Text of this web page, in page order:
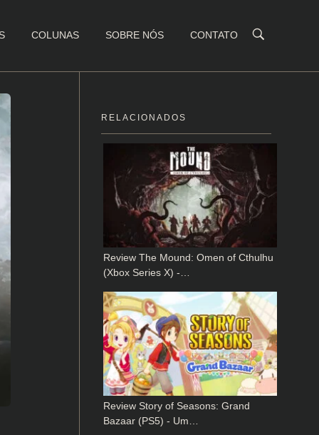
COLUNAS SOBRE NÓS CONTATO
RELACIONADOS
Review The Mound: Omen of Cthulhu
(Xbox Series X) -…
Review Story of Seasons: Grand
Bazaar (PS5) - Um…